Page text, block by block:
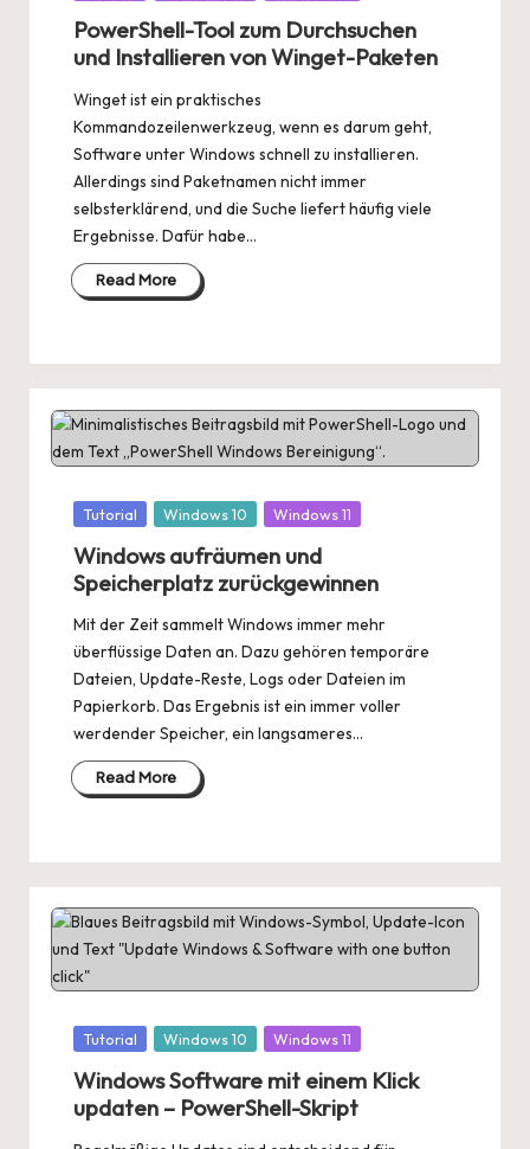
PowerShell-Tool zum Durchsuchen
und Installieren von Winget-Paketen
Winget ist ein praktisches
Kommandozeilenwerkzeug, wenn es darum geht,
Software unter Windows schnell zu installieren.
Allerdings sind Paketnamen nicht immer
selbsterklärend, und die Suche liefert häufig viele
Ergebnisse. Dafür habe…
Read More
Posted
Tutorial Windows 10 Windows 11
Windows aufräumen und
Speicherplatz zurückgewinnen
Mit der Zeit sammelt Windows immer mehr
überflüssige Daten an. Dazu gehören temporäre
Dateien, Update-Reste, Logs oder Dateien im
Papierkorb. Das Ergebnis ist ein immer voller
werdender Speicher, ein langsameres…
Read More
Posted
Tutorial Windows 10 Windows 11
Windows Software mit einem Klick
updaten – PowerShell-Skript